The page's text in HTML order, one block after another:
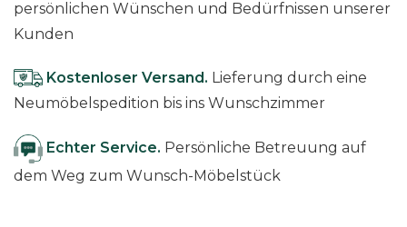
persönlichen Wünschen und Bedürfnissen unserer
Kunden
Kostenloser Versand. Lieferung durch eine
Neumöbelspedition bis ins Wunschzimmer
Echter Service. Persönliche Betreuung auf
dem Weg zum Wunsch-Möbelstück